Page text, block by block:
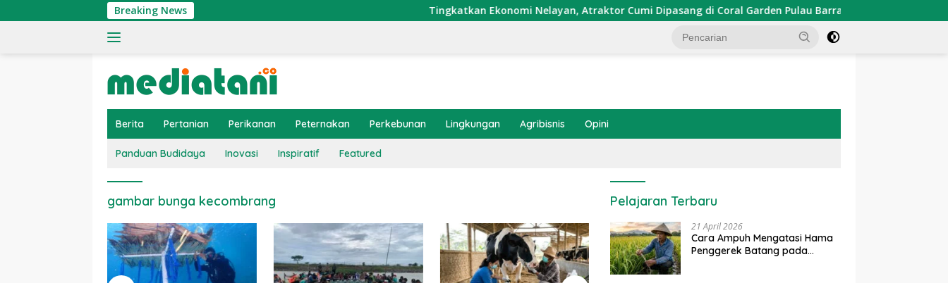
ke
Breaking News Tingkatkan Ekonomi Nelayan, Atraktor Cumi Dipasang di Coral Garden Pulau Barrang Caddi
Berita Pertanian Perikanan Peternakan Perkebunan Lingkungan Agribisnis Opini
Panduan Budidaya Inovasi Inspiratif Featured
gambar bunga kecombrang Pelajaran Terbaru
21 April 2026
Cara Ampuh Mengatasi Hama
Penggerek Batang pada